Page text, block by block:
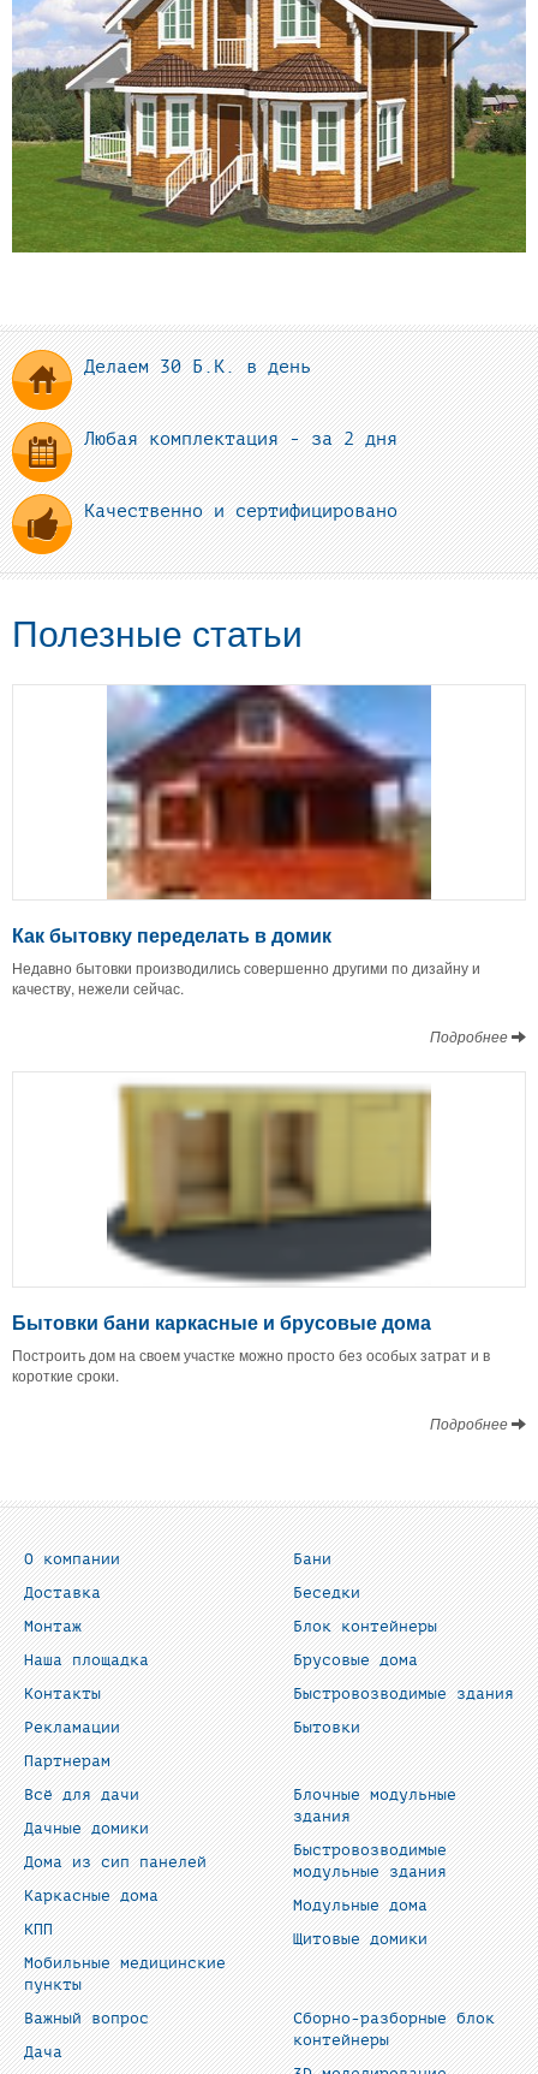
Делаем 30 Б.К. в день
Любая комплектация - за 2 дня
Качественно и сертифицировано
Полезные статьи
Как бытовку переделать в домик
Недавно бытовки производились совершенно другими по дизайну и
качеству, нежели сейчас.
Подробнее
Бытовки бани каркасные и брусовые дома
Построить дом на своем участке можно просто без особых затрат и в
короткие сроки.
Подробнее
О компании
Доставка
Монтаж
Наша площадка
Контакты
Рекламации
Партнерам
Бани
Беседки
Блок контейнеры
Брусовые дома
Быстровозводимые здания
Бытовки
Всё для дачи
Дачные домики
Дома из сип панелей
Каркасные дома
КПП
Мобильные медицинские
пункты
Блочные модульные
здания
Быстровозводимые
модульные здания
Модульные дома
Щитовые домики
Важный вопрос
Дача
Сборно-разборные блок
контейнеры